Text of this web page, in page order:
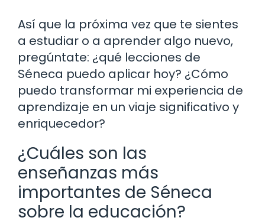
Así que la próxima vez que te sientes
a estudiar o a aprender algo nuevo,
pregúntate: ¿qué lecciones de
Séneca puedo aplicar hoy? ¿Cómo
puedo transformar mi experiencia de
aprendizaje en un viaje significativo y
enriquecedor?
¿Cuáles son las
enseñanzas más
importantes de Séneca
sobre la educación?